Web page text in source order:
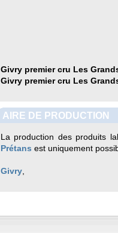
Givry premier cru Les
Givry premier cru Les
AIRE DE PRODUCTION
La production des produits
Prétans est uniquement
Givry